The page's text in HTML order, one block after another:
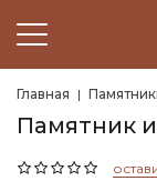
Главная
Памятник